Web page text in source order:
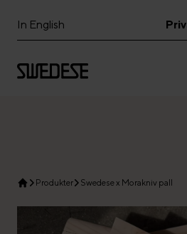
In English
Produkter Swedese x Morakniv pall